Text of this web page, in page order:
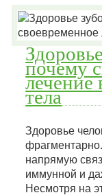
почему
лечение
тела
Здоровье
напрямую
иммунной и
Несмотря на